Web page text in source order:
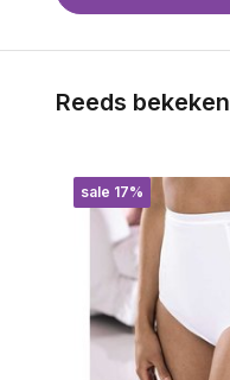
Reeds bekeken
sale 17%